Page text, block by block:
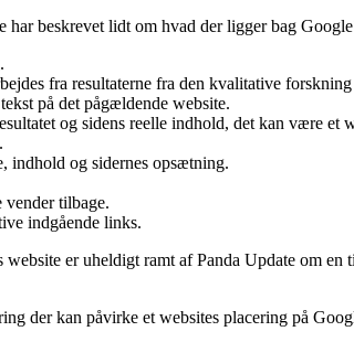
beskrevet lidt om hvad der ligger bag
fra resultaterne fra den kvalitative
på det pågældende website.
og sidens reelle indhold, det kan være et
indhold og sidernes opsætning.
vender tilbage.
indgående links.
website er uheldigt ramt af Panda Update om
der kan påvirke et websites placering på